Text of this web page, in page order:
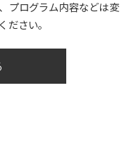
プログラム内容などは変
さい。